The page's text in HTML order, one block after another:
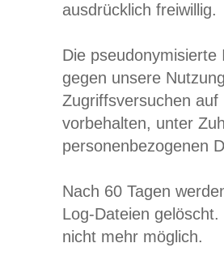
ausdrücklich freiwillig.
Die
gegen unsere
Zugriffsversuchen
vorbehalten, unter
personenbezogenen
Nach 60 Tagen
Log-Dateien
nicht mehr möglich.